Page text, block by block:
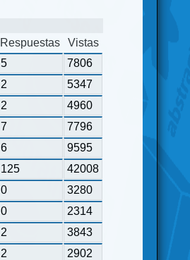
Respuestas
Vistas
5
7806
2
5347
2
4960
7
7796
6
9595
125
42008
0
3280
0
2314
2
3843
2
2902